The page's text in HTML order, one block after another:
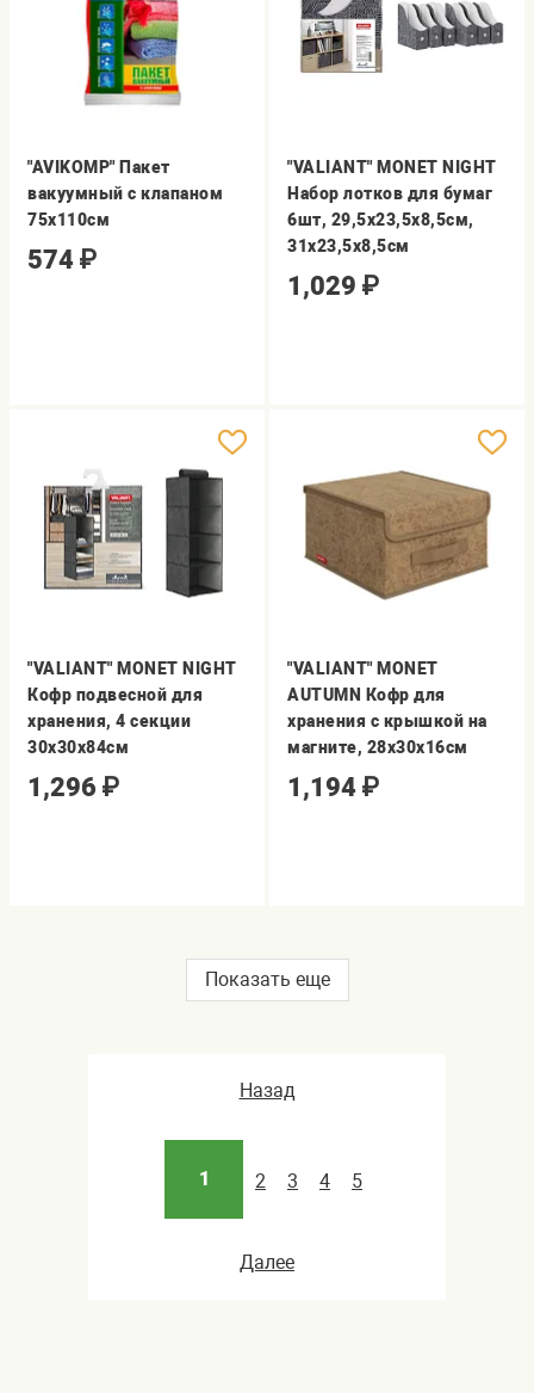
"AVIKOMP" Пакет
вакуумный с клапаном
75х110см
574 ₽
"VALIANT" MONET NIGHT
Набор лотков для бумаг
6шт, 29,5х23,5х8,5см,
31х23,5х8,5см
1,029 ₽
"VALIANT" MONET NIGHT
Кофр подвесной для
хранения, 4 секции
30х30х84см
1,296 ₽
"VALIANT" MONET
AUTUMN Кофр для
хранения с крышкой на
магните, 28х30х16см
1,194 ₽
Показать еще
Назад
1 2 3 4 5
Далее